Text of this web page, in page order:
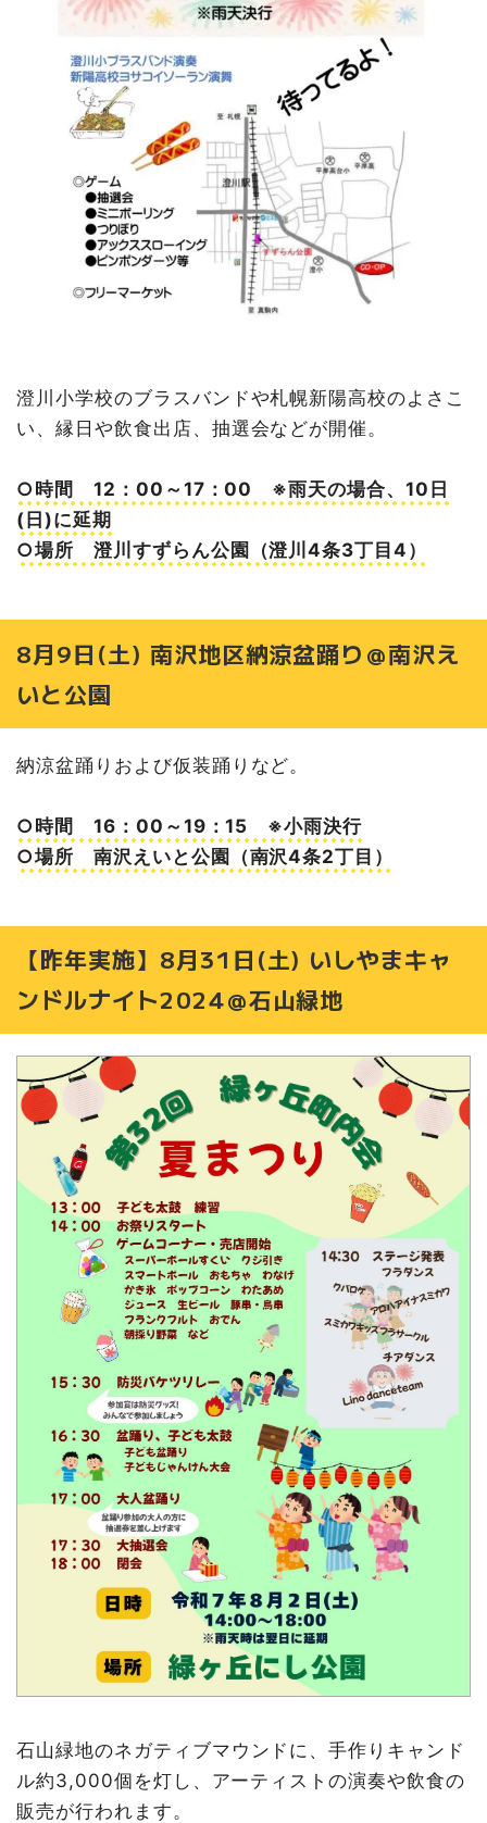
澄川小学校のブラスバンドや札幌新陽高校のよさこ
い、縁日や飲食出店、抽選会などが開催。
○時間 12：00～17：00 ※雨天の場合、10日
(日)に延期
○場所 澄川すずらん公園（澄川4条3丁目4）
8月9日(土) 南沢地区納涼盆踊り＠南沢え
いと公園
納涼盆踊りおよび仮装踊りなど。
○時間 16：00～19：15 ※小雨決行
○場所 南沢えいと公園（南沢4条2丁目）
【昨年実施】8月31日(土) いしやまキャ
ンドルナイト2024＠石山緑地
石山緑地のネガティブマウンドに、手作りキャンド
ル約3,000個を灯し、アーティストの演奏や飲食の
販売が行われます。